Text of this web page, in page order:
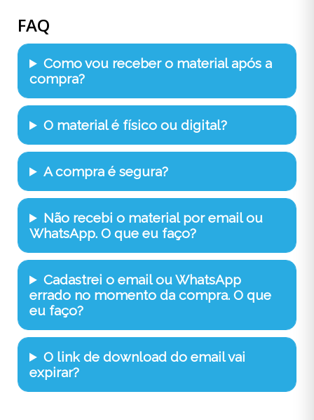
FAQ
Como vou receber o material após a
compra?
O material é físico ou digital?
A compra é segura?
Não recebi o material por email ou
WhatsApp. O que eu faço?
Cadastrei o email ou WhatsApp
errado no momento da compra. O que
eu faço?
O link de download do email vai
expirar?